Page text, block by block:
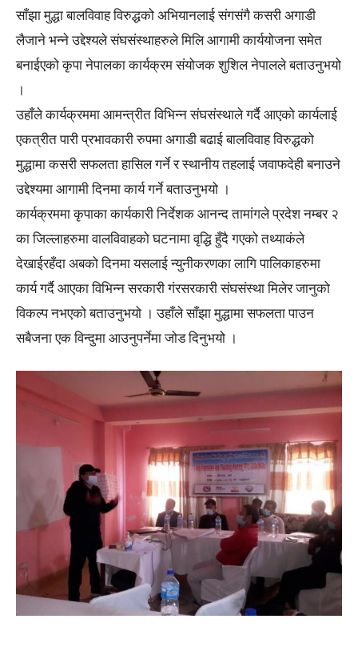
साँझा मुद्धा बालविवाह विरुद्धको अभियानलाई संगसंगै कसरी अगाडी
लैजाने भन्ने उद्देश्यले संघसंस्थाहरुले मिलि आगामी कार्ययोजना समेत
बनाईएको कृपा नेपालका कार्यक्रम संयोजक शुशिल नेपालले बताउनुभयो
।
उहाँले कार्यक्रममा आमन्त्रीत विभिन्न संघसंस्थाले गर्दै आएको कार्यलाई
एकत्रीत पारी प्रभावकारी रुपमा अगाडी बढाई बालविवाह विरुद्धको
मुद्धामा कसरी सफलता हासिल गर्ने र स्थानीय तहलाई जवाफदेही बनाउने
उद्देश्यमा आगामी दिनमा कार्य गर्ने बताउनुभयो ।
कार्यक्रममा कृपाका कार्यकारी निर्देशक आनन्द तामांगले प्रदेश नम्बर २
का जिल्लाहरुमा वालविवाहको घटनामा वृद्धि हुँदै गएको तथ्याकंले
देखाईरहँदा अबको दिनमा यसलाई न्युनीकरणका लागि पालिकाहरुमा
कार्य गर्दै आएका विभिन्न सरकारी गंरसरकारी संघसंस्था मिलेर जानुको
विकल्प नभएको बताउनुभयो । उहाँले साँझा मुद्धामा सफलता पाउन
सबैजना एक विन्दुमा आउनुपर्नेमा जोड दिनुभयो ।